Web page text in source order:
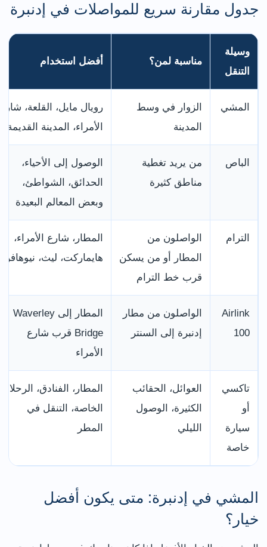
جدول مقارنة سريع للمواصلات في إدنبرة
وسيلة
التنقل
مناسبة لمن؟ أفضل استخدام
المشي
الزوار في وسط
المدينة
رويال مايل، القلعة، شارع
الأمراء، المدينة القديمة
الباص
من يريد تغطية
مناطق كثيرة
الوصول إلى الأحياء،
الحدائق، الشواطئ،
وبعض المعالم البعيدة
الترام
الواصلون من
المطار أو من يسكن
قرب خط الترام
المطار، شارع الأمراء،
هايماركت، ليث، نيوهافن
Airlink
100
الواصلون من مطار
إدنبرة إلى السنتر
المطار إلى Waverley
Bridge قرب شارع
الأمراء
تاكسي
أو
سيارة
خاصة
العوائل، الحقائب
الكثيرة، الوصول
الليلي
المطار، الفنادق، الرحلات
الخاصة، التنقل في
المطر
المشي في إدنبرة: متى يكون أفضل
خيار؟